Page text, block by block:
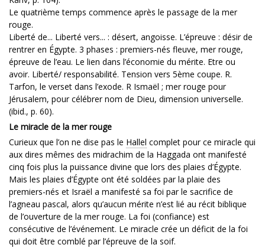
Le quatrième temps commence après le passage de la mer
rouge.
Liberté de... Liberté vers... : désert, angoisse. L’épreuve : désir de
rentrer en Égypte. 3 phases : premiers-nés fleuve, mer rouge,
épreuve de l’eau. Le lien dans l’économie du mérite. Etre ou
avoir. Liberté/ responsabilité. Tension vers 5ème coupe. R.
Tarfon, le verset dans l’exode. R Ismaël ; mer rouge pour
Jérusalem, pour célébrer nom de Dieu, dimension universelle.
(ibid., p. 60).
Le miracle de la mer rouge
Curieux que l’on ne dise pas le Hallel complet pour ce miracle qui
aux dires mêmes des midrachim de la Haggada ont manifesté
cinq fois plus la puissance divine que lors des plaies d’Égypte.
Mais les plaies d’Égypte ont été soldées par la plaie des
premiers-nés et Israël a manifesté sa foi par le sacrifice de
l’agneau pascal, alors qu’aucun mérite n’est lié au récit biblique
de l’ouverture de la mer rouge. La foi (confiance) est
consécutive de l’événement. Le miracle crée un déficit de la foi
qui doit être comblé par l’épreuve de la soif.